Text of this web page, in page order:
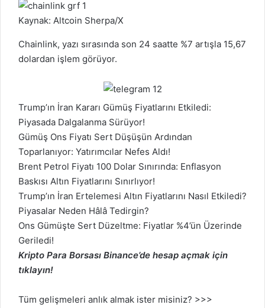
Kaynak: Altcoin Sherpa/X
Chainlink, yazı sırasında son 24 saatte %7 artışla 15,67
dolardan işlem görüyor.
Trump’ın İran Kararı Gümüş Fiyatlarını Etkiledi:
Piyasada Dalgalanma Sürüyor!
Gümüş Ons Fiyatı Sert Düşüşün Ardından
Toparlanıyor: Yatırımcılar Nefes Aldı!
Brent Petrol Fiyatı 100 Dolar Sınırında: Enflasyon
Baskısı Altın Fiyatlarını Sınırlıyor!
Trump’ın İran Ertelemesi Altın Fiyatlarını Nasıl Etkiledi?
Piyasalar Neden Hâlâ Tedirgin?
Ons Gümüşte Sert Düzeltme: Fiyatlar %4’ün Üzerinde
Geriledi!
Kripto Para Borsası Binance’de hesap açmak için
tıklayın!
Tüm gelişmeleri anlık almak ister misiniz? >>>